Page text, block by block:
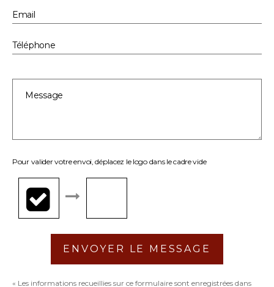
Pour valider votre envoi, déplacez le logo dans le cadre vide
ENVOYER LE MESSAGE
« Les informations recueillies sur ce formulaire sont enregistrées dans